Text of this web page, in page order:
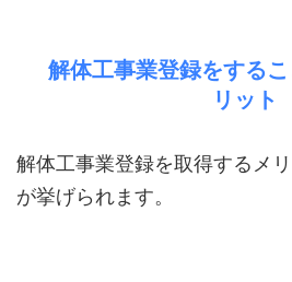
解体工事業登録をする
リット
解体工事業登録を取得するメ
が挙げられます。